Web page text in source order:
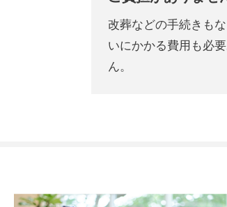
改葬などの手続きも
いにかかる費用も必
ん。